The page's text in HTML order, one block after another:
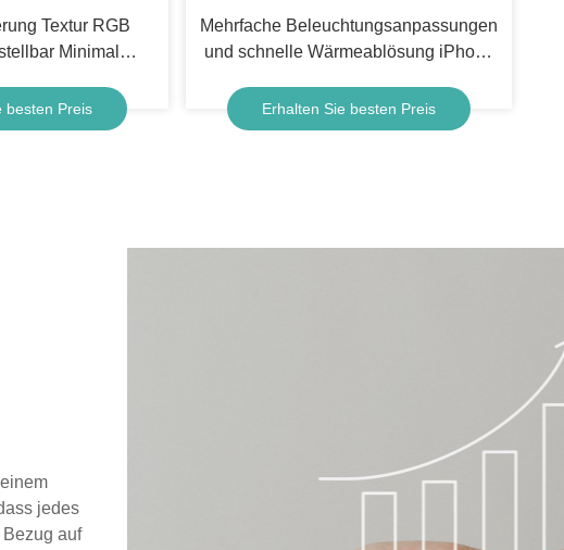
Textur RGB
Minimal
besten Preis
Mehrfache Beleuchtungsanpassungen
und schnelle Wärmeablösung iPhone
Sternenhimmelbeleuchtungseffekt
Erhalten Sie besten Preis
jedes
auf